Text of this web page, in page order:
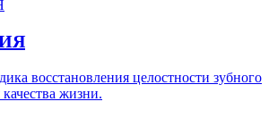
восстановления целостности зубного
жизни.